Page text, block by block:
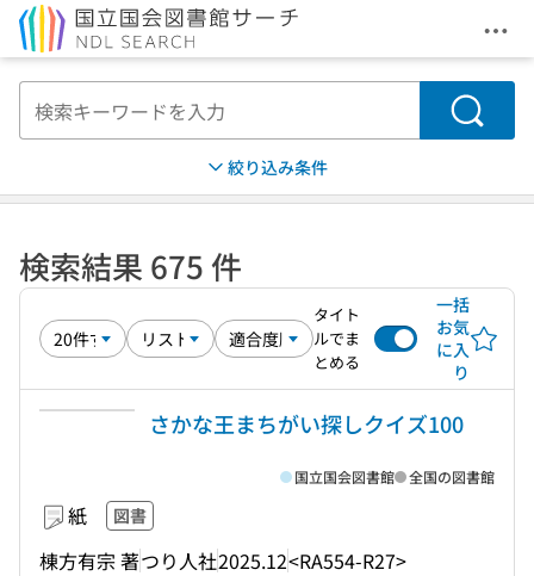
メ
検索
絞り込み条件
検索結果 675 件
タイト
ルでま
とめる
一括
お気
に入
り
さかな王まちがい探しクイズ100
紙 図書
棟方有宗 著つり人社2025.12<RA554-R27>
国立国会図書館 全国の図書館